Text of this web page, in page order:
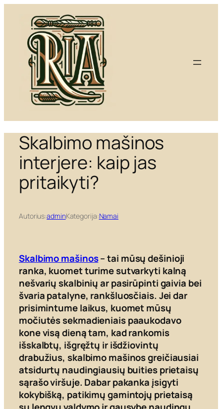
turinio
Skalbimo mašinos
interjere: kaip jas
pritaikyti?
Autorius:adminKategorija:Namai
Skalbimo mašinos– tai mūsų dešinioji
ranka, kuomet turime sutvarkyti kalną
nešvarių skalbinių ar pasirūpinti gaivia bei
švaria patalyne, rankšluosčiais. Jei dar
prisimintume laikus, kuomet mūsų
močiutės sekmadieniais paaukodavo
kone visą dieną tam, kad rankomis
išskalbtų, išgręžtų ir išdžiovintų
drabužius, skalbimo mašinos greičiausiai
atsidurtų naudingiausių buities prietaisų
sąrašo viršuje. Dabar pakanka įsigyti
kokybišką, patikimų gamintojų prietaisą